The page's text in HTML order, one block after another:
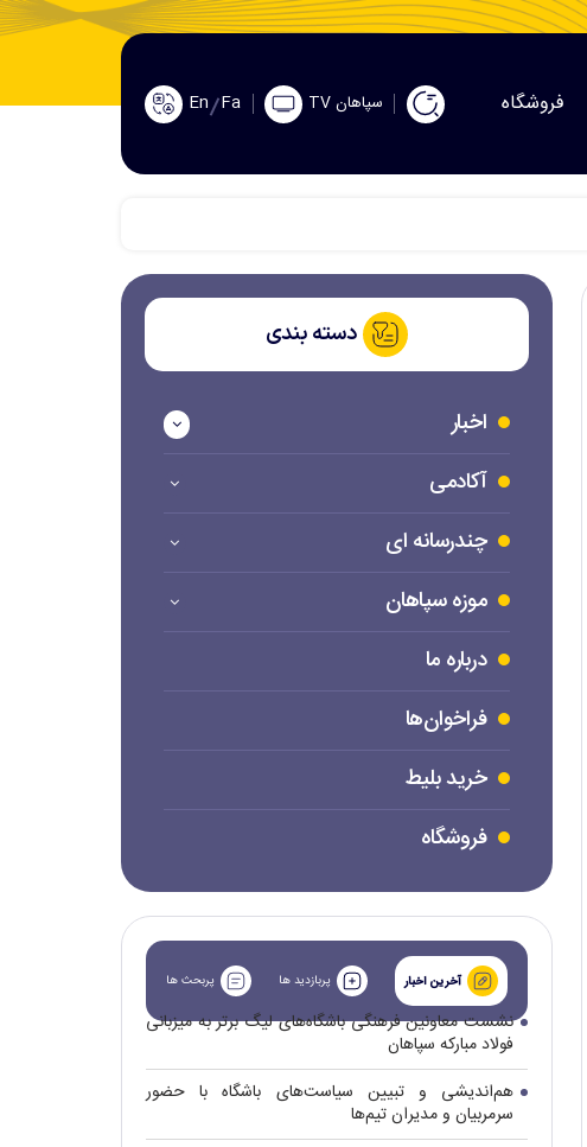
فروشگاه سپاهان TV Fa
En
دسته بندی
اخبار
آکادمی
چندرسانه ای
موزه سپاهان
درباره ما
فراخوان‌ها
خرید بلیط
فروشگاه
آخرین اخبار پربازدید ها پربحث ها
نشست معاونین فرهنگی باشگاه‌های لیگ برتر به میزبانی
فولاد مبارکه سپاهان
هم‌اندیشی و تبیین سیاست‌های باشگاه با حضور
سرمربیان و مدیران تیم‌ها